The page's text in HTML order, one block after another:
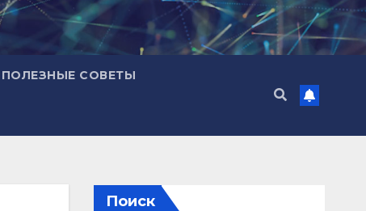
ПОЛЕЗНЫЕ СОВЕТЫ
Поиск